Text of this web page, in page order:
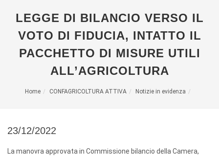
LEGGE DI BILANCIO VERSO IL
VOTO DI FIDUCIA, INTATTO IL
PACCHETTO DI MISURE UTILI
ALL’AGRICOLTURA
Home CONFAGRICOLTURA ATTIVA Notizie in evidenza
23/12/2022
La manovra approvata in Commissione bilancio della Camera,